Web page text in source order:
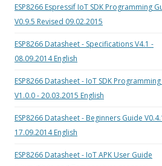
ESP8266 Espressif IoT SDK Programming
V0.9.5 Revised 09.02.2015
ESP8266 Datasheet - Specifications V4.1 -
08.09.2014 English
ESP8266 Datasheet - IoT SDK
V1.0.0 - 20.03.2015 English
ESP8266 Datasheet - Beginners Guide
17.09.2014 English
ESP8266 Datasheet - IoT APK User Guide